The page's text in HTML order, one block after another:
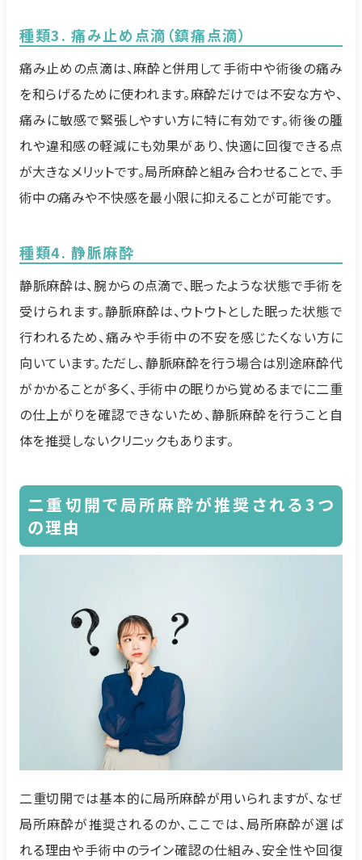
種類3. 痛み止め点滴（鎮痛点滴）
痛み止めの点滴は、麻酔と併用して手術中や術後の痛み
を和らげるために使われます。麻酔だけでは不安な方や、
痛みに敏感で緊張しやすい方に特に有効です。術後の腫
れや違和感の軽減にも効果があり、快適に回復できる点
が大きなメリットです。局所麻酔と組み合わせることで、手
術中の痛みや不快感を最小限に抑えることが可能です。
種類4. 静脈麻酔
静脈麻酔は、腕からの点滴で、眠ったような状態で手術を
受けられます。静脈麻酔は、ウトウトとした眠った状態で
行われるため、痛みや手術中の不安を感じたくない方に
向いています。ただし、静脈麻酔を行う場合は別途麻酔代
がかかることが多く、手術中の眠りから覚めるまでに二重
の仕上がりを確認できないため、静脈麻酔を行うこと自
体を推奨しないクリニックもあります。
二重切開で局所麻酔が推奨される3つ
の理由
二重切開では基本的に局所麻酔が用いられますが、なぜ
局所麻酔が推奨されるのか、ここでは、局所麻酔が選ば
れる理由や手術中のライン確認の仕組み、安全性や回復